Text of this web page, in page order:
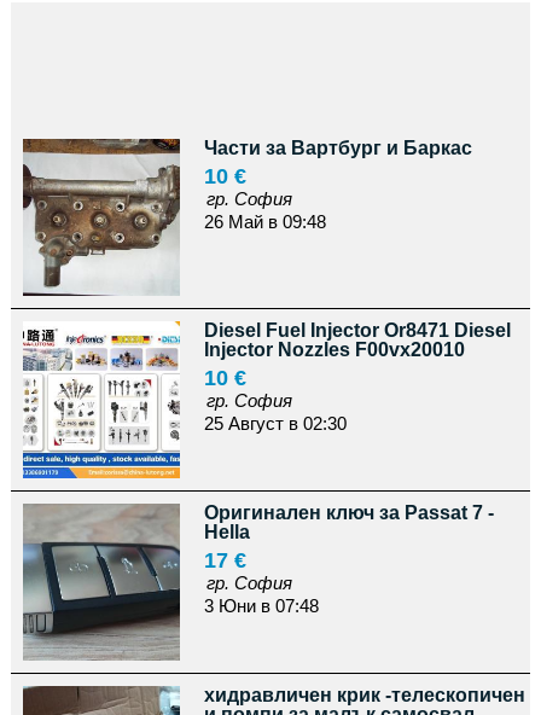
Части за Вартбург и Баркас
10 €
гр. София
26 Май в 09:48
Diesel Fuel Injector Or8471 Diesel
Injector Nozzles F00vx20010
10 €
гр. София
25 Август в 02:30
Оригинален ключ за Passat 7 -
Hella
17 €
гр. София
3 Юни в 07:48
хидравличен крик -телескопичен